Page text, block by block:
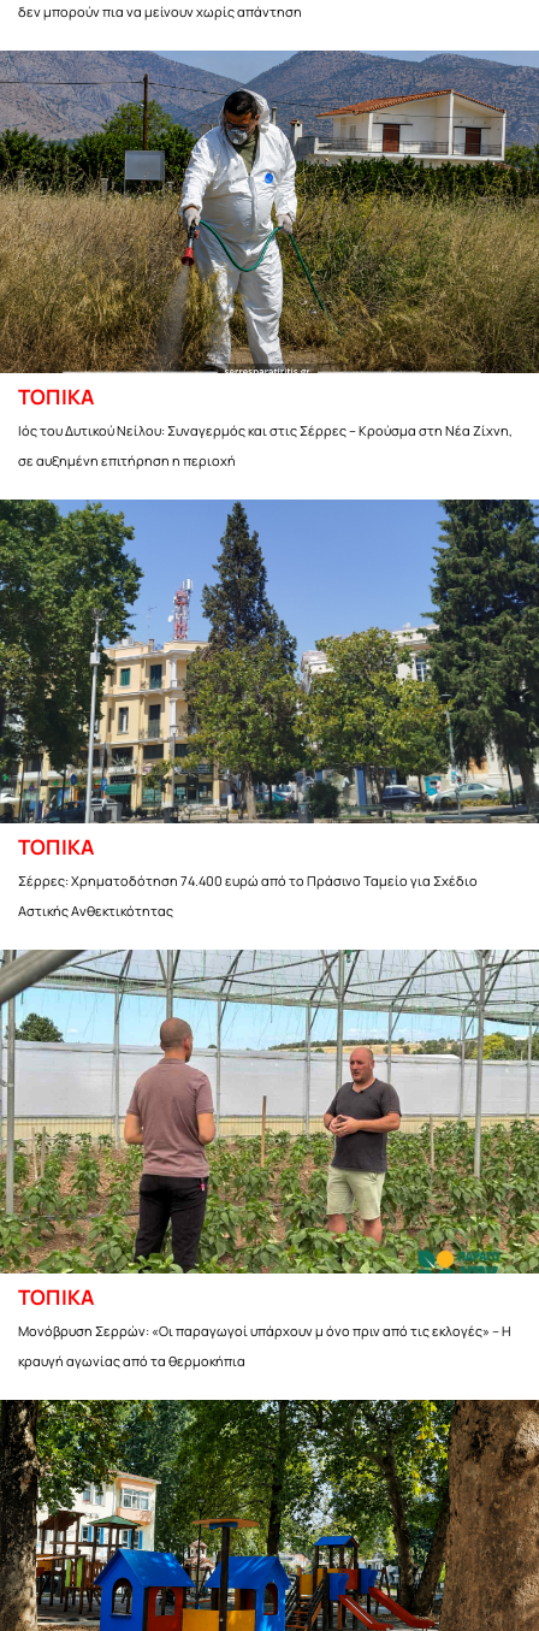
δεν μπορούν πια να μείνουν χωρίς απάντηση
ΤΟΠΙΚΑ
Ιός του Δυτικού Νείλου: Συναγερμός και στις Σέρρες – Κρούσμα στη Νέα Ζίχνη,
σε αυξημένη επιτήρηση η περιοχή
ΤΟΠΙΚΑ
Σέρρες: Χρηματοδότηση 74.400 ευρώ από το Πράσινο Ταμείο για Σχέδιο
Αστικής Ανθεκτικότητας
ΤΟΠΙΚΑ
Μονόβρυση Σερρών: «Οι παραγωγοί υπάρχουν μ όνο πριν από τις εκλογές» – Η
κραυγή αγωνίας από τα θερμοκήπια